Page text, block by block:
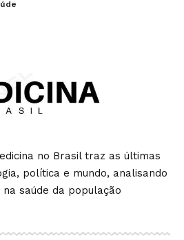
no Brasil traz as últimas
política e mundo, analisando
saúde da população